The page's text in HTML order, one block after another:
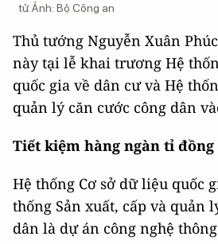
tử. Ảnh: Bộ Công an
Thủ tướng Nguyễn Xuân
này tại lễ khai trương Hệ
quốc gia về dân cư và Hệ
quản lý căn cước công dân
Tiết kiệm hàng ngàn tỉ đồng
Hệ thống Cơ sở dữ liệu quốc
thống Sản xuất, cấp và quản
dân là dự án công nghệ